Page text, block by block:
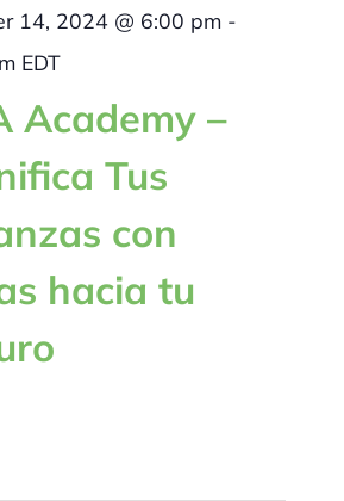
14, 2024 @ 6:00 pm-
EDT
Academy –
Tus
con
hacia tu